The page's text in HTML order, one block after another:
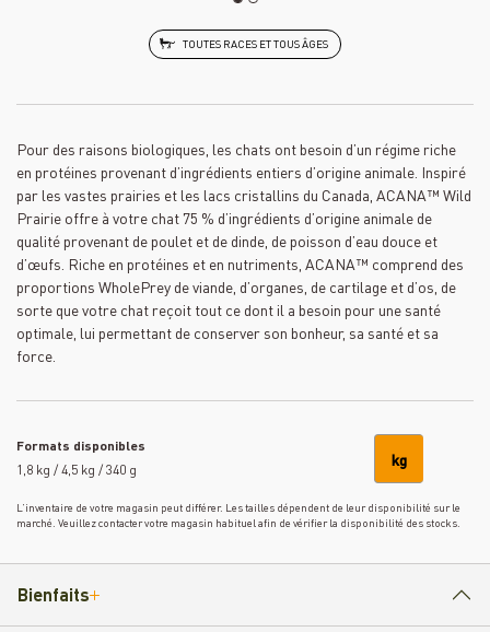
TOUTES RACES ET TOUS ÂGES
Pour des raisons biologiques, les chats ont besoin d’un régime riche
en protéines provenant d’ingrédients entiers d’origine animale. Inspiré
par les vastes prairies et les lacs cristallins du Canada, ACANA™ Wild
Prairie offre à votre chat 75 % d’ingrédients d’origine animale de
qualité provenant de poulet et de dinde, de poisson d’eau douce et
d’œufs. Riche en protéines et en nutriments, ACANA™ comprend des
proportions WholePrey de viande, d’organes, de cartilage et d’os, de
sorte que votre chat reçoit tout ce dont il a besoin pour une santé
optimale, lui permettant de conserver son bonheur, sa santé et sa
force.
Formats disponibles
1,8 kg / 4,5 kg / 340 g
kg
L’inventaire de votre magasin peut différer. Les tailles dépendent de leur disponibilité sur le
marché. Veuillez contacter votre magasin habituel afin de vérifier la disponibilité des stocks.
Bienfaits